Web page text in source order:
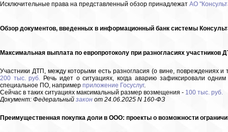
Исключительные права на представленный обзор принадлежат АО
Обзор документов, введенных в информационный банк системы
Максимальная выплата по европротоколу при разногласиях участников
Участники ДТП, между которыми есть разногласия (о вине, повреждениях
200 тыс. руб. Речь идет о ситуациях, когда аварию зафиксировали
специальное ПО, например приложение Госуслуг.
Сейчас в таких ситуациях максимальный размер возмещения - 100 тыс. руб.
Документ: Федеральный закон от 24.06.2025 N 160-ФЗ
Преимущественная покупка доли в ООО: проекты о возможности